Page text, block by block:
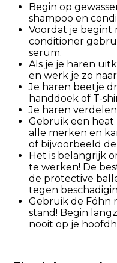
Begin op
shampoo en
Voordat je begint
conditioner
serum.
Als je je haren
en werk je zo
Je haren beetje
handdoek of T-
Je haren
Gebruik een heat
alle merken en
of bijvoorbeeld
Het is belangrijk
te werken! De
de protective
tegen
Gebruik de Föhn
stand! Begin
nooit op je